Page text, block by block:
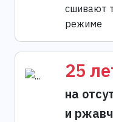
сшивают
режиме
25
на
и